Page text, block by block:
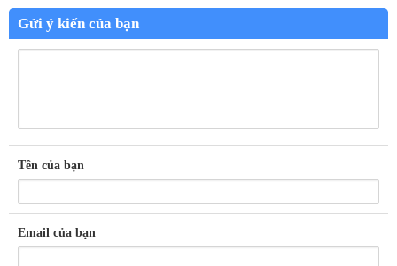
Gửi ý kiến của bạn
Tên của bạn
Email của bạn